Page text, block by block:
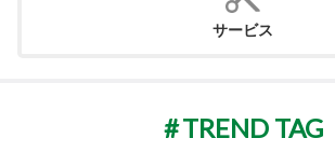
サービス
TREND TAG